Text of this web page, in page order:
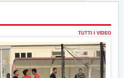
TUTTI I VIDEO